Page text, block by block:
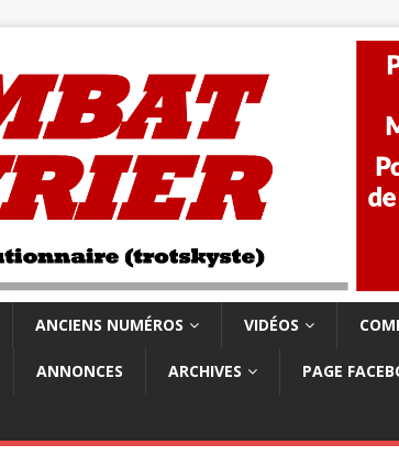
ANCIENS NUMÉROS VIDÉOS
ANNONCES ARCHIVES PAGE